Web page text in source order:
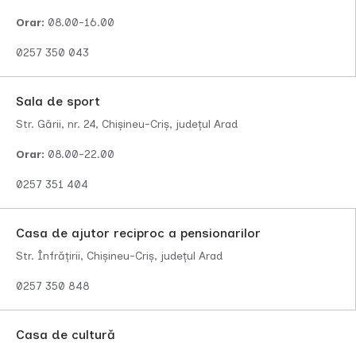
Orar: 08.00-16.00
0257 350 043
Sala de sport
Str. Gării, nr. 24, Chișineu-Criș, județul Arad
Orar: 08.00-22.00
0257 351 404
Casa de ajutor reciproc a pensionarilor
Str. Înfrățirii, Chișineu-Criș, județul Arad
0257 350 848
Casa de cultură